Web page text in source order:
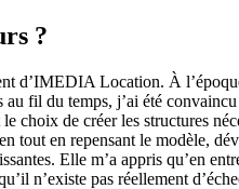
?
d’IMEDIA Location. À
fil du temps, j’ai été
choix de créer les structures
en repensant le modèle,
Elle m’a appris qu’en
n’existe pas réellement